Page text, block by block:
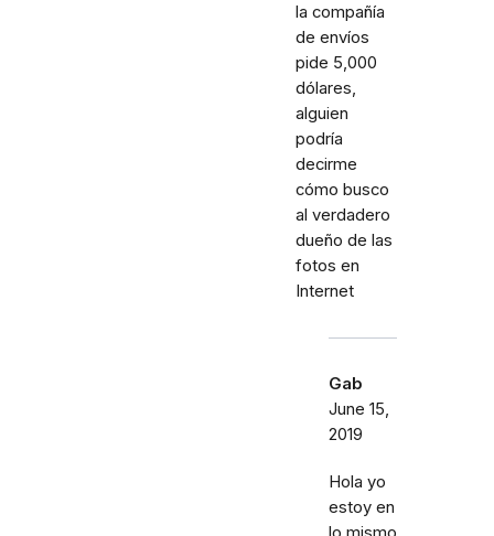
la compañía
de envíos
pide 5,000
dólares,
alguien
podría
decirme
cómo busco
al verdadero
dueño de las
fotos en
Internet
Gab
June 15,
2019
Hola yo
estoy en